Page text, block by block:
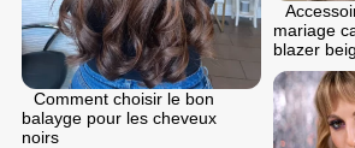
mariage
blazer
Comment choisir le bon
balayge pour les cheveux
noirs